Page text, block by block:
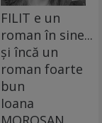
FILIT e un
roman în sine...
și încă un
roman foarte
bun
Ioana